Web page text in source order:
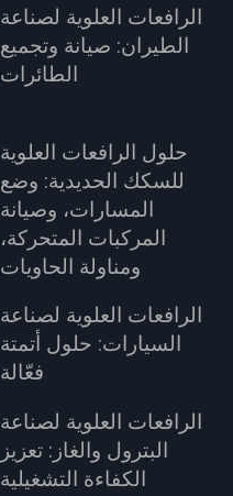
الرافعات العلوية لصناعة
الطيران: صيانة وتجميع
الطائرات
حلول الرافعات العلوية
للسكك الحديدية: وضع
المسارات، وصيانة
المركبات المتحركة،
ومناولة الحاويات
الرافعات العلوية لصناعة
السيارات: حلول أتمتة
فعّالة
الرافعات العلوية لصناعة
البترول والغاز: تعزيز
الكفاءة التشغيلية